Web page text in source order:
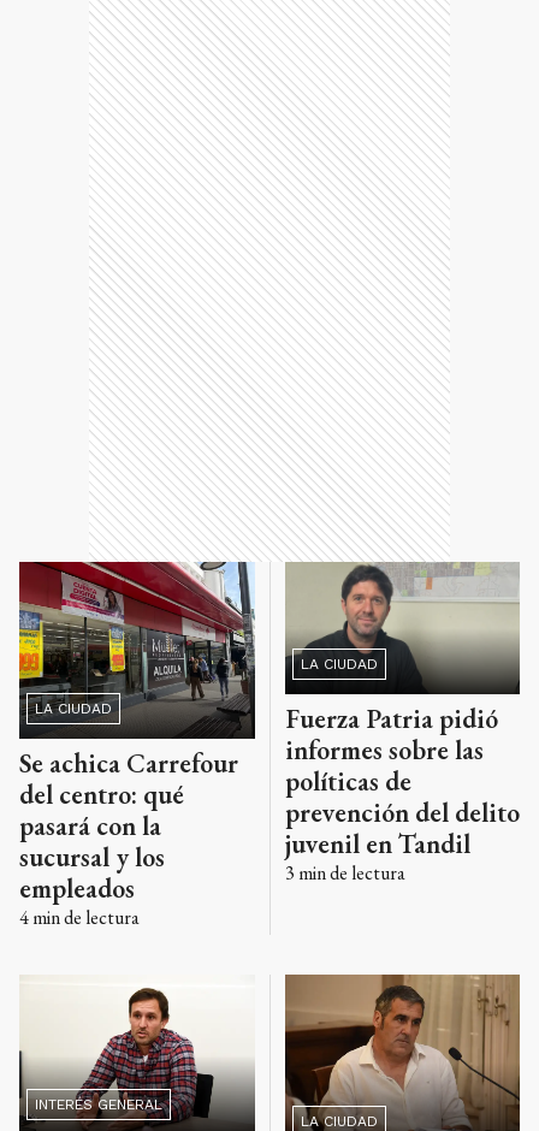
LA CIUDAD
Se achica Carrefour
del centro: qué
pasará con la
sucursal y los
empleados
4min de lectura
LA CIUDAD
Fuerza Patria pidió
informes sobre las
políticas de
prevención del delito
juvenil en Tandil
3 min de lectura
INTERÉS GENERAL
LA CIUDAD